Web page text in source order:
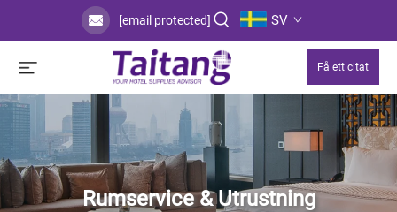
[email protected] SV
Få ett citat
Rumservice & Utrustning